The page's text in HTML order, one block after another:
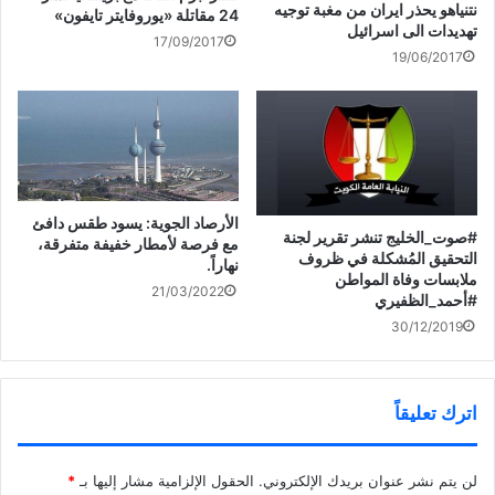
*إلى متى العذاب؟*
العذاب ليس مجرد كلمة تُقال أو شعور عابر، بل هو تجربة تعصف
بالروح وتترك بصماتها على القلب والذاكرة. في كل بقعة من هذا
العالم، هناك من يتألم، هناك من يحاول الصمود، وهناك من ينتظر
لحظة خلاص. ولكن إلى متى؟ إلى متى يُختبر صبر البشر؟ إلى متى
تستمر الأوجاع دون نهاية واضحة؟
ليس العذاب دائمًا ماديًا، فهناك ألم الفقد، هناك خيبة الأمل، وهناك
الإنسان باحثًا عن الضوء وسط العتمة، مؤمنًا أن كل ألم يحمل في
نتنياهو يحذر ايران من مغبة توجيه
تهديدات الى اسرائيل
19/06/2017
24 مقاتلة «يوروفايتر تايفون»
17/09/2017
#صوت_الخليج تنشر تقرير لجنة
التحقيق المُشكلة في ظروف
ملابسات وفاة المواطن
#أحمد_الظفيري
30/12/2019
الأرصاد الجوية: يسود طقس دافئ
مع فرصة لأمطار خفيفة متفرقة،
نهاراً.
21/03/2022
اترك تعليقاً
لن يتم نشر عنوان بريدك الإلكتروني. الحقول الإلزامية مشار إليها بـ*